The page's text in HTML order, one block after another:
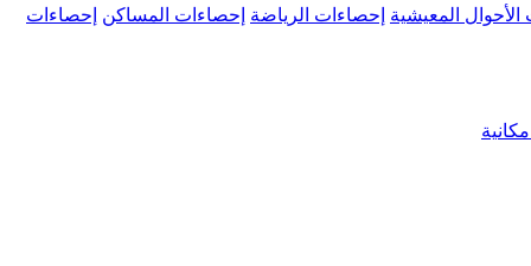
الأحوال المعيشية إحصاءات الرياضة إحصاءات المساكن إحصاءات